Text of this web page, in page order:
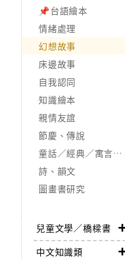
📌台語繪本
情緒處理
幻想故事
床邊故事
自我認同
知識繪本
親情友誼
節慶、傳說
童話／經典／寓言故事
詩、韻文
圖畫書研究
兒童文學／橋樑書
中文知識類